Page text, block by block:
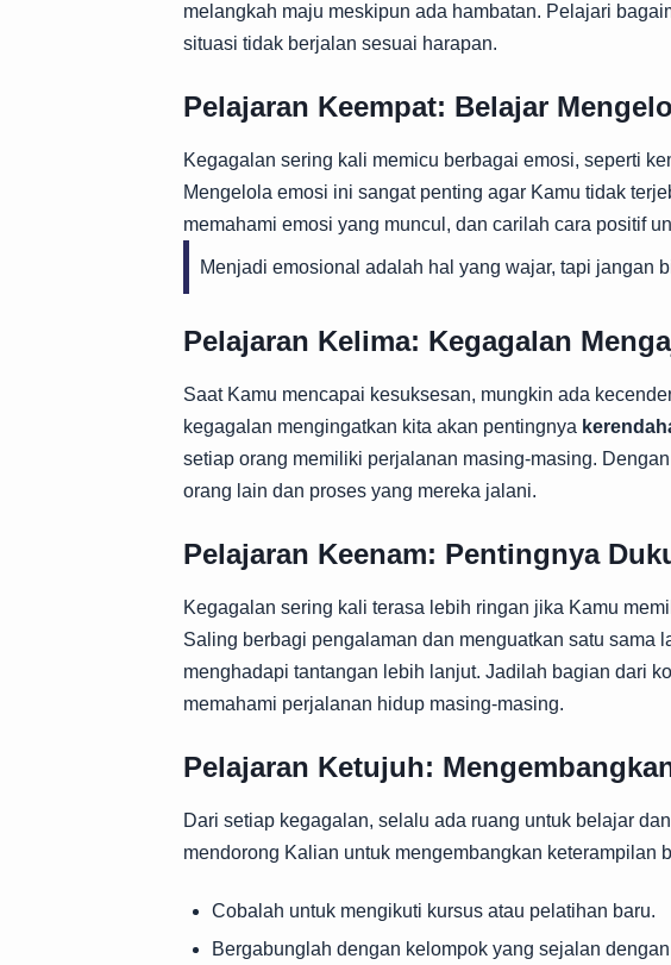
melangkah maju meskipun ada hambatan. Pelajari
situasi tidak berjalan sesuai harapan.
Pelajaran Keempat: Belajar
Kegagalan sering kali memicu berbagai emosi, seperti
Mengelola emosi ini sangat penting agar Kamu tidak
memahami emosi yang muncul, dan carilah cara positif
Menjadi emosional adalah hal yang wajar, tapi jangan
Pelajaran Kelima: Kegagalan
Saat Kamu mencapai kesuksesan, mungkin ada
kegagalan mengingatkan kita akan pentingnya
setiap orang memiliki perjalanan masing-masing.
orang lain dan proses yang mereka jalani.
Pelajaran Keenam: Pentingnya
Kegagalan sering kali terasa lebih ringan jika Kamu
Saling berbagi pengalaman dan menguatkan satu sama
menghadapi tantangan lebih lanjut. Jadilah bagian dari
memahami perjalanan hidup masing-masing.
Pelajaran Ketujuh:
Dari setiap kegagalan, selalu ada ruang untuk belajar
mendorong Kalian untuk mengembangkan keterampilan
Cobalah untuk mengikuti kursus atau pelatihan baru.
Bergabunglah dengan kelompok yang sejalan